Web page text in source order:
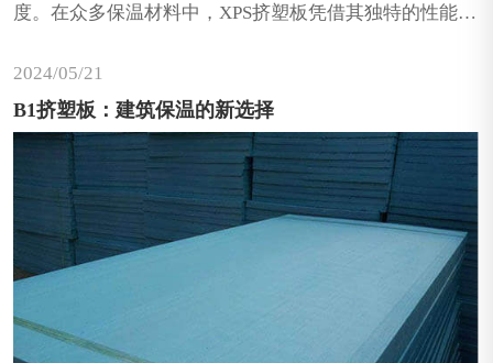
度。在众多保温材料中，XPS挤塑板凭借其独特的性能，
板厂家​来一起了解一下这种具有蜂窝状闭孔结构的XPS挤
塑板。
21
2024/05
B1挤塑板：建筑保温的新选择